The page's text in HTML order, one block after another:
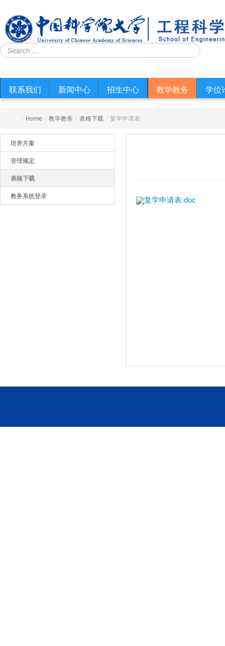
联系我们 新闻中心 招生中心 教学教务 学位
/ Home / 教学教务 / 表格下载 / 复学申请表
培养方案
管理规定
表格下载
教务系统登录 复学申请表.doc